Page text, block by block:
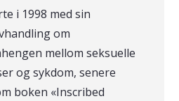
i 1998 med sin
om
mellom seksuelle
og sykdom, senere
boken «Inscribed